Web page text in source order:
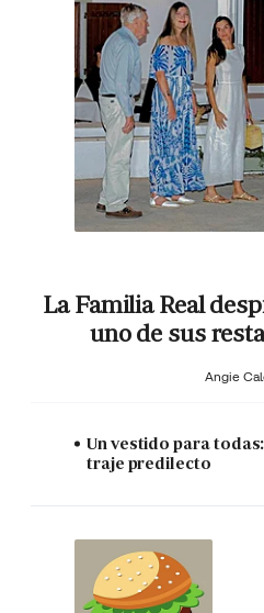
La Familia Real
uno de sus
Angie
Un vestido para
traje predilecto